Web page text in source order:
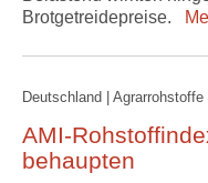
Brotgetreidepreise.
Deutschland | Agrarrohstoffe
AMI-
behaupten